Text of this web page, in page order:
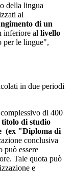
della lingua
al
di un
inferiore al livello
per le lingue",
in due periodi
di 400
titolo di studio
(ex "Diploma di
conclusiva
può essere
Tale quota può
e